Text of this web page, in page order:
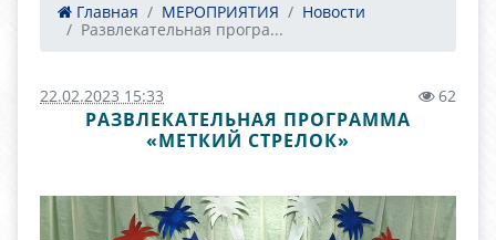
Главная МЕРОПРИЯТИЯ
Новости
Развлекательная програ...
22.02.2023 15:33 62
РАЗВЛЕКАТЕЛЬНАЯ ПРОГРАММА
«МЕТКИЙ СТРЕЛОК»